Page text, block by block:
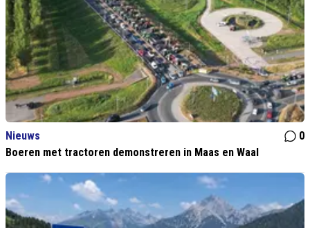
Nieuws
0
Boeren met tractoren demonstreren in Maas en Waal